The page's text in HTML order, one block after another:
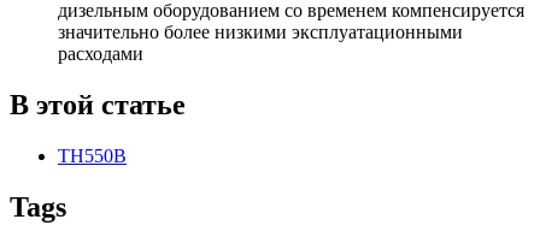
дизельным оборудованием со временем компенсируется
значительно более низкими эксплуатационными
расходами
В этой статье
TH550B
Tags